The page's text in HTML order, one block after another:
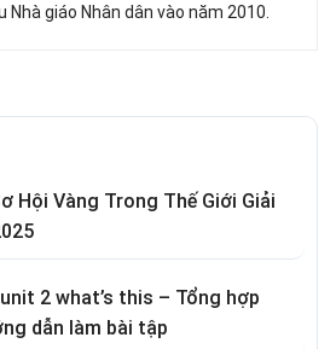
Nhà giáo Nhân dân vào năm 2010.
Hội Vàng Trong Thế Giới Giải
2 what’s this – Tổng hợp
dẫn làm bài tập